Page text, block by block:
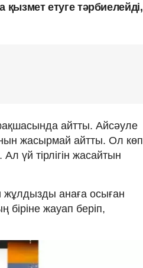
етуге тәрбиелейді,
айтты. Айсәуле
жасырмай айтты. Ол көп
үй тірлігін жасайтын
анаға осыған
жауап беріп,